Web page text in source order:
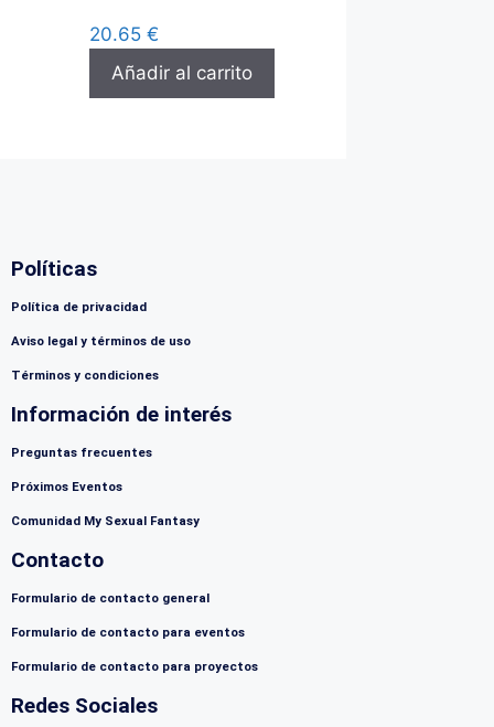
20.65 €
Añadir al carrito
Políticas
Política de privacidad
Aviso legal y términos de uso
Términos y condiciones
Información de interés
Preguntas frecuentes
Próximos Eventos
Comunidad My Sexual Fantasy
Contacto
Formulario de contacto general
Formulario de contacto para eventos
Formulario de contacto para proyectos
Redes Sociales